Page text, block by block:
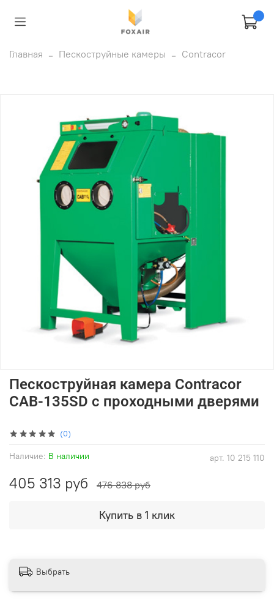
Главная Пескоструйные камеры Contracor
(0)
арт. 10 215 110
Наличие: В наличии
Пескоструйная камера Contracor
CAB-135SD с проходными дверями
405 313 руб 476 838 руб
Купить в 1 клик
Выбрать